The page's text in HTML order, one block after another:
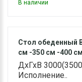
В наличии
Стол обеденный
см -350 см -400
ДхГхВ
Исполнение..